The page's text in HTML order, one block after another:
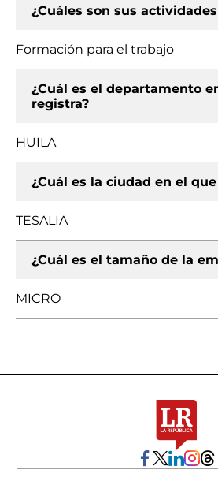
¿Cuáles son sus
Formación para el trabajo
¿Cuál es el departamento
registra?
HUILA
¿Cuál es la ciudad en el
TESALIA
¿Cuál es el tamaño de la
MICRO